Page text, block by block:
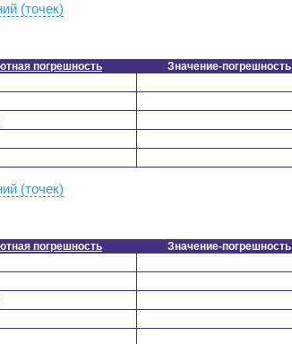
(точек)
погрешность Значение-погрешность
(точек)
погрешность Значение-погрешность